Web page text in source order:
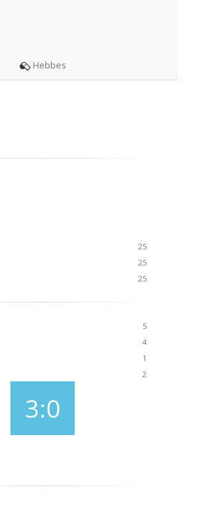
Hebbes
25
25
25
5
4
1
2
3:0